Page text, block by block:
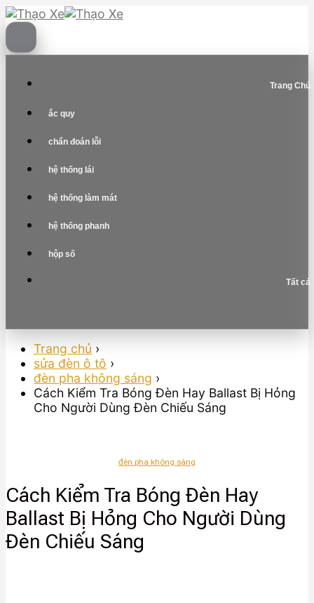
Skip
to
content
Trang Chủ
ắc quy
chẩn đoán lỗi
hệ thống lái
hệ thống làm mát
hệ thống phanh
hộp số
Tất cả
Trang chủ ›
sửa đèn ô tô ›
đèn pha không sáng ›
Cách Kiểm Tra Bóng Đèn Hay Ballast Bị Hỏng
Cho Người Dùng Đèn Chiếu Sáng
đèn pha không sáng
Cách Kiểm Tra Bóng Đèn Hay
Ballast Bị Hỏng Cho Người Dùng
Đèn Chiếu Sáng